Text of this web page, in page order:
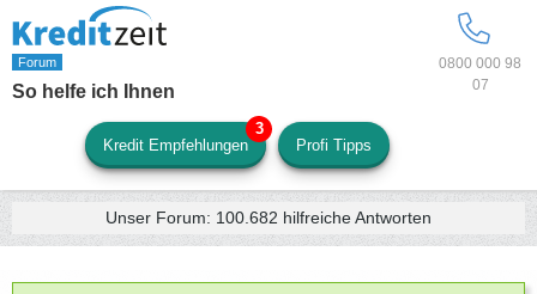
0800 000 98
07
So helfe ich Ihnen
Kredit Empfehlungen Profi Tipps
Unser Forum: 100.682 hilfreiche Antworten